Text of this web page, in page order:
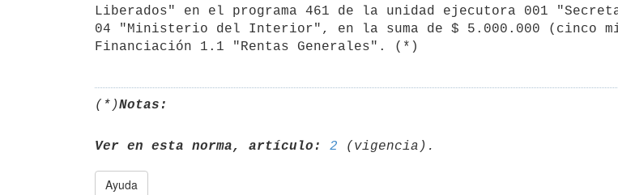
Liberados" en el programa 461 de la unidad ejecutora 001
04 "Ministerio del Interior", en la suma de $ 5.000.000 (cinco
(*)Notas:
Ver en esta norma, artículo: 2
Ayuda